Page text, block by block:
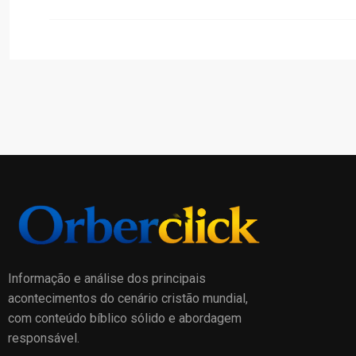
Informação e análise dos principais
acontecimentos do cenário cristão mundial,
com conteúdo bíblico sólido e abordagem
responsável.